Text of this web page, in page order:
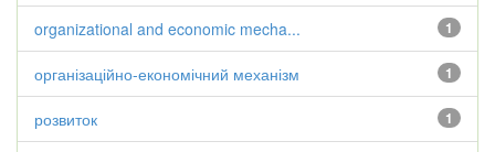
1
organizational and economic mecha...
1
організаційно-економічний механізм
1
розвиток